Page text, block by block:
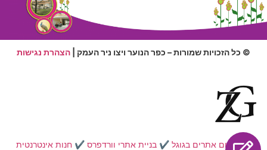
© כל הזכויות שמורות – כפר הנוער ויצו ניר העמק | הצהרת נגישות
✔️קידום אתרים בגוגל ✔️בניית אתרי וורדפרס ✔️ חנות אינטרנטית